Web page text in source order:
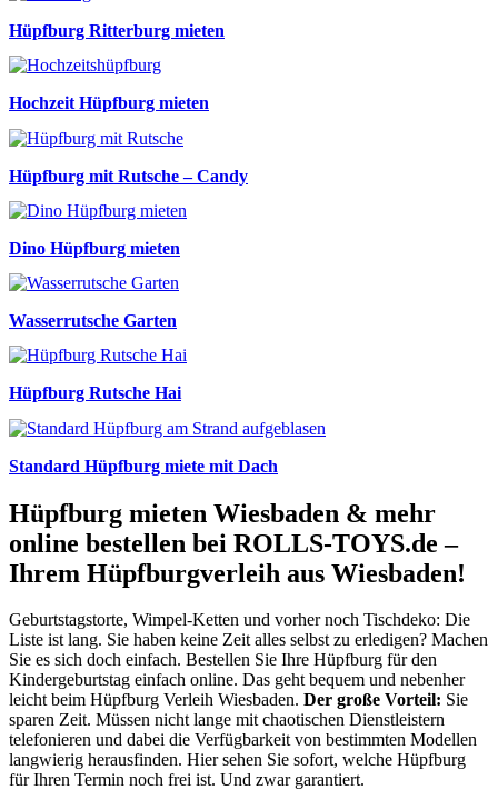
Hüpfburg Ritterburg mieten
Hochzeit Hüpfburg mieten
Hüpfburg mit Rutsche – Candy
Dino Hüpfburg mieten
Wasserrutsche Garten
Hüpfburg Rutsche Hai
Standard Hüpfburg miete mit Dach
Hüpfburg mieten Wiesbaden & mehr
online bestellen bei ROLLS-TOYS.de –
Ihrem Hüpfburgverleih aus Wiesbaden!
Geburtstagstorte, Wimpel-Ketten und vorher noch Tischdeko: Die
Liste ist lang. Sie haben keine Zeit alles selbst zu erledigen? Machen
Sie es sich doch einfach. Bestellen Sie Ihre Hüpfburg für den
Kindergeburtstag einfach online. Das geht bequem und nebenher
leicht beim Hüpfburg Verleih Wiesbaden. Der große Vorteil: Sie
sparen Zeit. Müssen nicht lange mit chaotischen Dienstleistern
telefonieren und dabei die Verfügbarkeit von bestimmten Modellen
langwierig herausfinden. Hier sehen Sie sofort, welche Hüpfburg
für Ihren Termin noch frei ist. Und zwar garantiert.